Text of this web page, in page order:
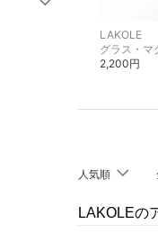
LAKOLE
2,200円
人気順
LAKOLEの